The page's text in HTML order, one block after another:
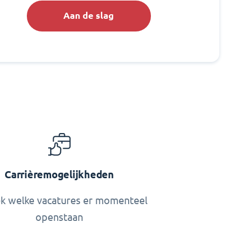
Aan de slag
Carrièremogelijkheden
welke vacatures er momenteel
openstaan